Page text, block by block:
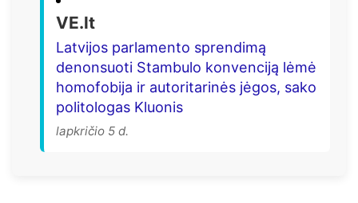
VE.lt
Latvijos parlamento sprendimą
denonsuoti Stambulo konvenciją lėmė
homofobija ir autoritarinės jėgos, sako
politologas Kluonis
lapkričio 5 d.